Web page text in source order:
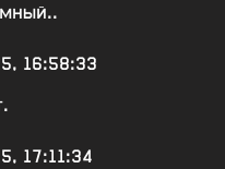
16:58:33
17:11:34